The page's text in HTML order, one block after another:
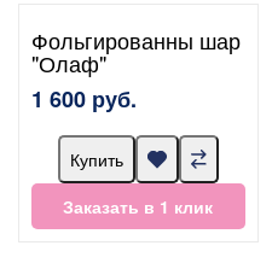
Фольгированны шар
"Олаф"
1 600 руб.
Купить
Заказать в 1 клик